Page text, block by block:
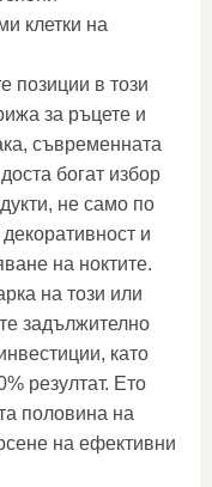
клетки на
позиции в този
за ръцете и
съвременната
богат избор
не само по
и
на ноктите.
на този или
задължително
като
резултат. Ето
половина на
на ефективни